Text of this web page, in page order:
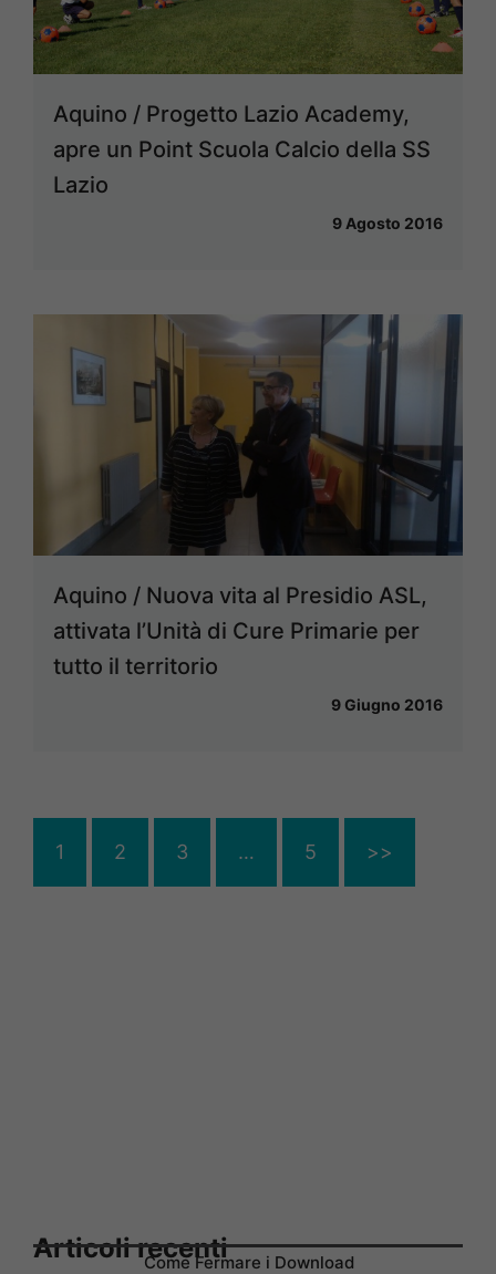
Aquino / Progetto Lazio Academy,
apre un Point Scuola Calcio della SS
Lazio
9 Agosto 2016
Aquino / Nuova vita al Presidio ASL,
attivata l’Unità di Cure Primarie per
tutto il territorio
9 Giugno 2016
1 2 3 … 5 >>
Articoli recentiCome Fermare i Download